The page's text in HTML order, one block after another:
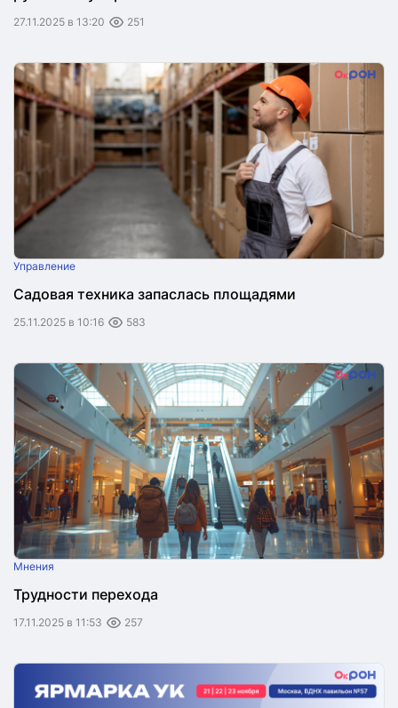
27.11.2025 в 13:20 251
Управление
Садовая техника запаслась площадями
25.11.2025 в 10:16 583
Мнения
Трудности перехода
17.11.2025 в 11:53 257